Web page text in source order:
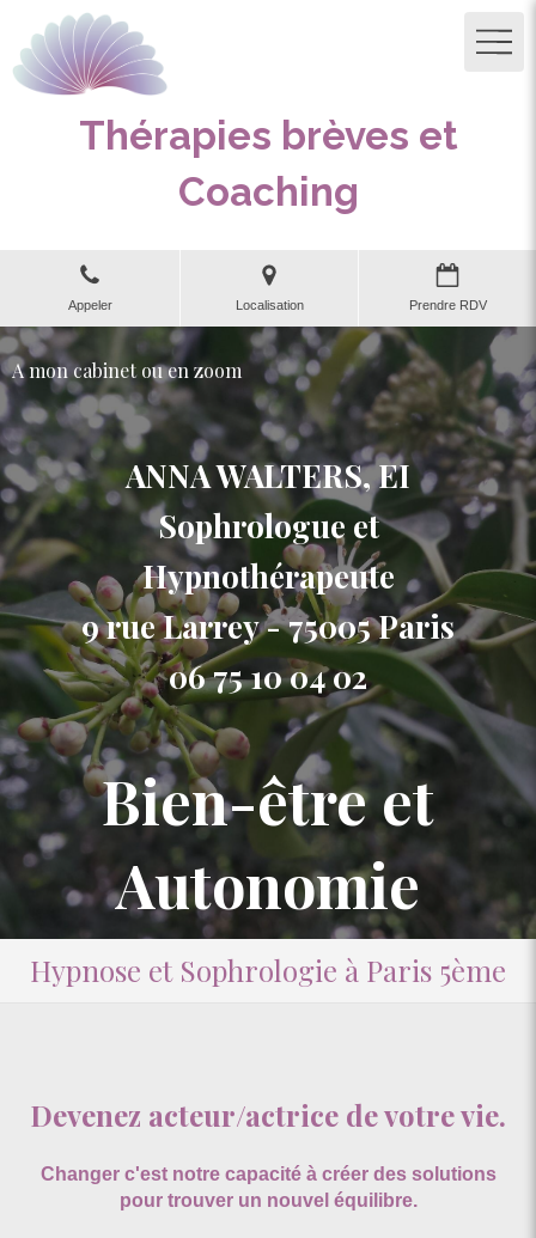
Thérapies brèves et
Coaching
Appeler Localisation Prendre RDV
A mon cabinet ou en zoom
ANNA WALTERS, EI
Sophrologue et
Hypnothérapeute
9 rue Larrey - 75005 Paris
06 75 10 04 02
Bien-être et
Autonomie
Hypnose et Sophrologie à Paris 5ème
Devenez acteur/actrice de votre vie.
Changer c'est notre capacité à créer des solutions
pour trouver un nouvel équilibre.